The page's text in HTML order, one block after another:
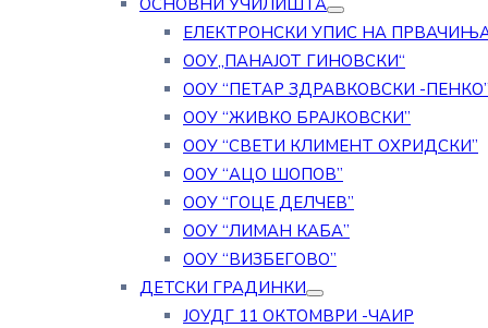
ОСНОВНИ УЧИЛИШТА
ЕЛЕКТРОНСКИ УПИС НА
ООУ„ПАНАЈОТ ГИНОВСКИ“
ООУ “ПЕТАР ЗДРАВКОВСКИ -ПЕНКО”
ООУ “ЖИВКО БРАЈКОВСКИ”
ООУ “СВЕТИ КЛИМЕНТ ОХРИДСКИ”
ООУ “АЦО ШОПОВ”
ООУ “ГОЦЕ ДЕЛЧЕВ”
ООУ “ЛИМАН КАБА”
ООУ “ВИЗБЕГОВО”
ДЕТСКИ ГРАДИНКИ
ЈОУДГ 11 ОКТОМВРИ -ЧАИР